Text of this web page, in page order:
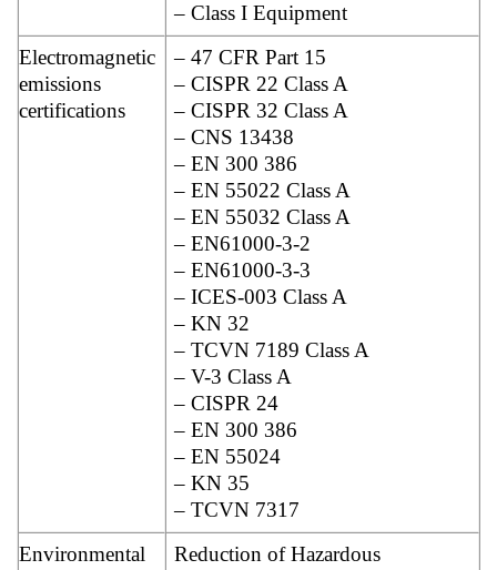
– Class I Equipment
Electromagnetic
emissions
certifications
– 47 CFR Part 15
– CISPR 22 Class A
– CISPR 32 Class A
– CNS 13438
– EN 300 386
– EN 55022 Class A
– EN 55032 Class A
– EN61000-3-2
– EN61000-3-3
– ICES-003 Class A
– KN 32
– TCVN 7189 Class A
– V-3 Class A
– CISPR 24
– EN 300 386
– EN 55024
– KN 35
– TCVN 7317
Environmental
Reduction of Hazardous